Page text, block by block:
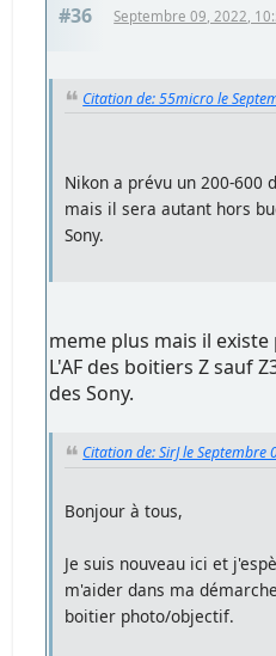
#36 Septembre 09, 2022,
Citation de: 55micro le
Nikon a prévu un 200-600
mais il sera autant hors
Sony.
meme plus mais il existe
L'AF des boitiers Z sauf
des Sony.
Citation de: SirJ le Septembre
Bonjour à tous,
Je suis nouveau ici et
m'aider dans ma
boitier photo/objectif.